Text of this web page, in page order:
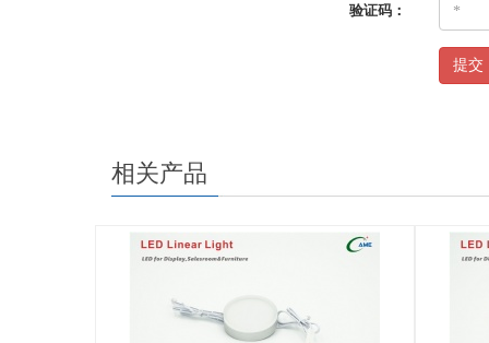
验证码：
提交
相关产品